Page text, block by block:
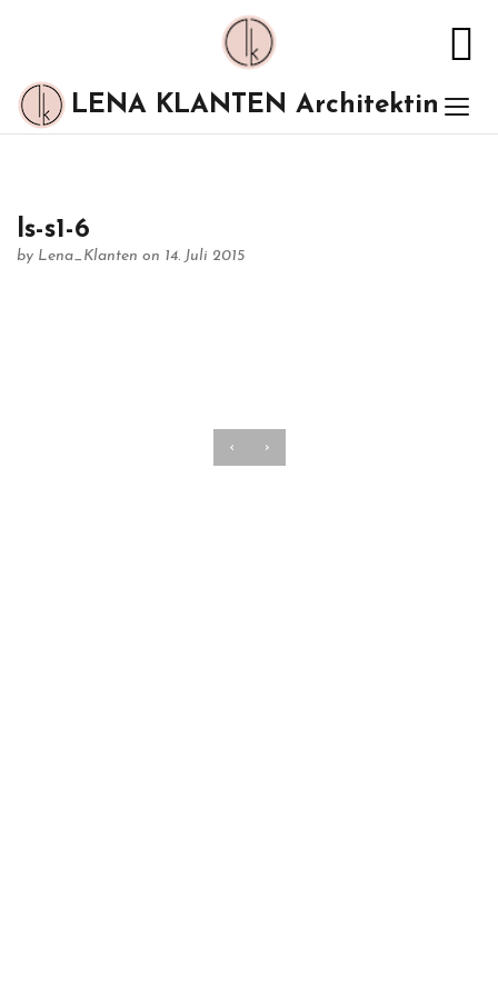
LENA KLANTEN Architektin
ls-s1-6
by Lena_Klanten on 14. Juli 2015
‹ ›